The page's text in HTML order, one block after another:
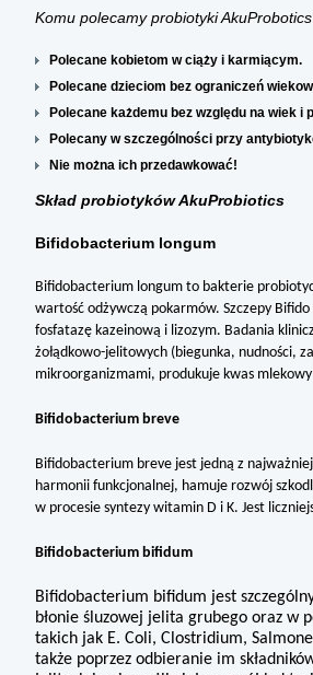
Komu polecamy probiotyki
Polecane kobietom w ciąży i karmiącym.
Polecane dzieciom bez ograniczeń
Polecane każdemu bez względu na wiek i
Polecany w szczególności przy
Nie można ich przedawkować!
Skład probiotyków AkuProbiotics
Bifidobacterium longum
Bifidobacterium longum to bakterie
wartość odżywczą pokarmów. Szczepy
fosfatazę kazeinową i lizozym. Badania
żołądkowo-jelitowych (biegunka, nudności,
mikroorganizmami, produkuje kwas
Bifidobacterium breve
Bifidobacterium breve jest jedną z
harmonii funkcjonalnej, hamuje rozwój
w procesie syntezy witamin D i K. Jest
Bifidobacterium bifidum
Bifidobacterium bifidum jest
błonie śluzowej jelita grubego oraz w
takich jak E. Coli, Clostridium,
także poprzez odbieranie im